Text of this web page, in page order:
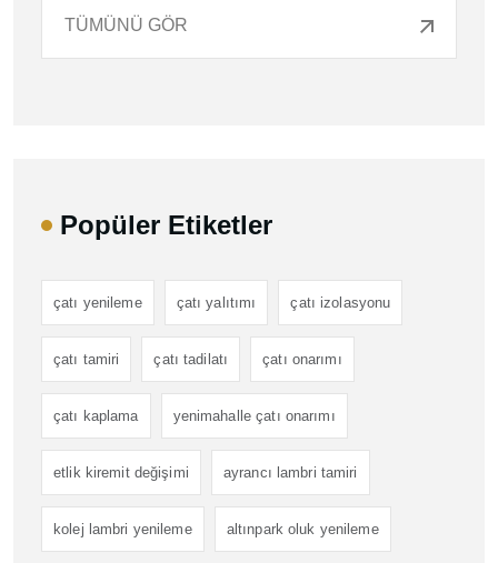
TÜMÜNÜ GÖR
Popüler Etiketler
çatı yenileme çatı yalıtımı çatı izolasyonu
çatı tamiri çatı tadilatı çatı onarımı
çatı kaplama yenimahalle çatı onarımı
etlik kiremit değişimi ayrancı lambri tamiri
kolej lambri yenileme altınpark oluk yenileme